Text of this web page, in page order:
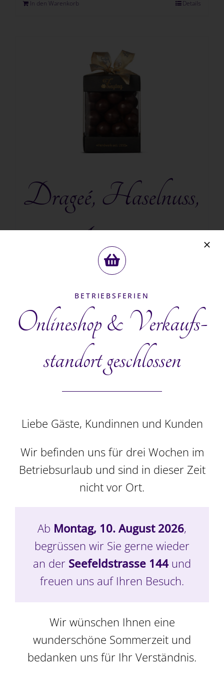
In den Warenkorb Details
Drageé, Haselnuss,
gross, 240g
Mandeldrageé,
gross, 240g
CHF22.80
BETRIEBSFERIEN
Onlineshop & Verkaufs­
standort geschlossen
Liebe Gäste, Kundinnen und Kunden
Wir befinden uns für drei Wochen im
Betriebsurlaub und sind in dieser Zeit
nicht vor Ort.
Ab Montag, 10. August 2026,
begrüssen wir Sie gerne wieder
an der Seefeldstrasse 144 und
freuen uns auf Ihren Besuch.
Wir wünschen Ihnen eine
wunderschöne Sommerzeit und
bedanken uns für Ihr Verständnis.